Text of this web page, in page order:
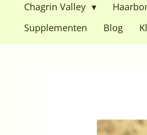
Chagrin Valley
Supplementen
Blog